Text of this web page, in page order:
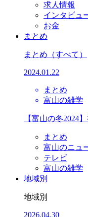
求人情報
インタビュ
お金
まとめ
まとめ （すべて）
2024.01.22
まとめ
富山の雑学
【富山の冬2024
まとめ
富山のニュ
テレビ
富山の雑学
地域別
地域別
2026.04.30